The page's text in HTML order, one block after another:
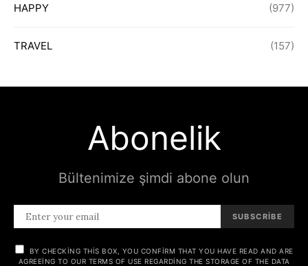
HAPPY (977)
TRAVEL (157)
Abonelik
Bültenimize şimdi abone olun
SUBSCRIBE
BY CHECKING THIS BOX, YOU CONFIRM THAT YOU HAVE READ AND ARE
AGREEING TO OUR TERMS OF USE REGARDING THE STORAGE OF THE DATA